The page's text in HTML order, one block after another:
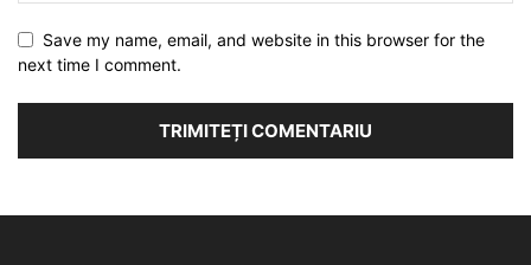
Save my name, email, and website in this browser for the
next time I comment.